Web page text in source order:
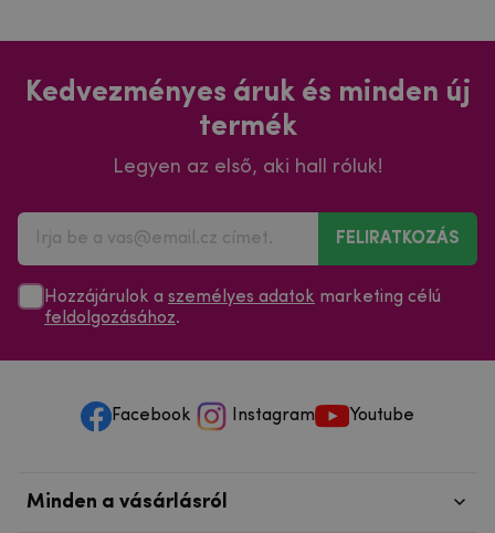
Kedvezményes áruk és minden új
termék
Legyen az első, aki hall róluk!
FELIRATKOZÁS
Hozzájárulok a személyes adatok marketing célú
feldolgozásához.
Facebook Instagram Youtube
Minden a vásárlásról